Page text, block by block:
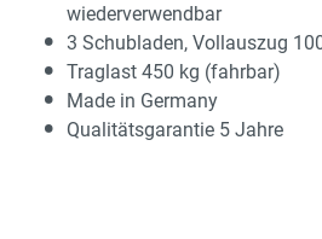
wiederverwendbar
3 Schubladen, Vollauszug
Traglast 450 kg (fahrbar)
Made in Germany
Qualitätsgarantie 5 Jahre